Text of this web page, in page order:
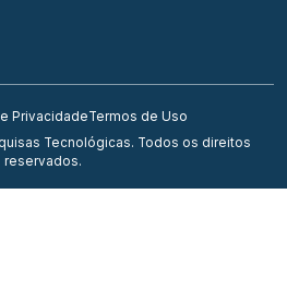
PrivacidadeTermos de Uso
Tecnológicas. Todos os direitos
reservados.